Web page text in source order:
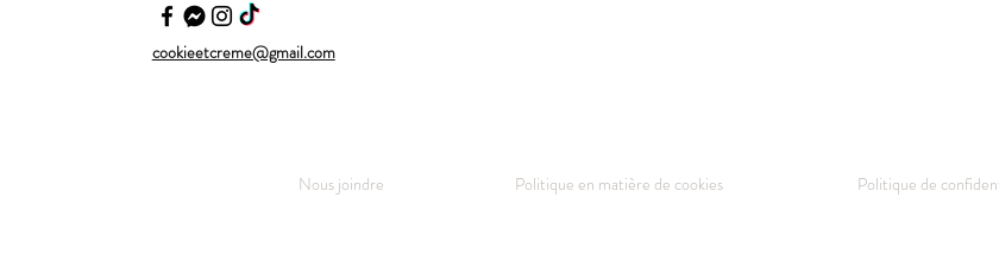
cookieetcreme@gmail.com
Nous joindre Politique en matière de cookies Politique de